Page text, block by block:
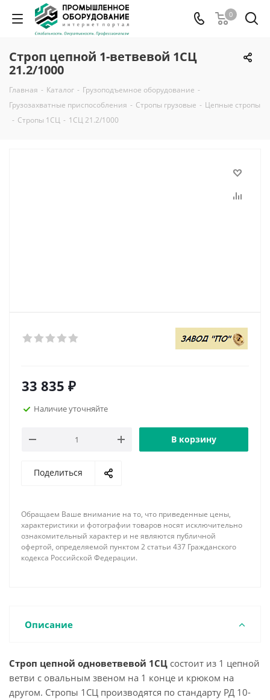
0
Строп цепной 1-ветвевой 1СЦ
21.2/1000
Главная - Каталог - Грузоподъемное оборудование -
Грузозахватные приспособления - Стропы грузовые - Цепные стропы
- Стропы 1СЦ - 1СЦ 21.2/1000
33 835 ₽
Наличие уточняйте
В корзину
Поделиться
Обращаем Ваше внимание на то, что приведенные цены,
характеристики и фотографии товаров носят исключительно
ознакомительный характер и не являются публичной
офертой, определяемой пунктом 2 статьи 437 Гражданского
кодекса Российской Федерации.
Описание
Строп цепной одноветвевой 1СЦ состоит из 1 цепной
ветви с овальным звеном на 1 конце и крюком на
другом. Стропы 1СЦ производятся по стандарту РД 10-